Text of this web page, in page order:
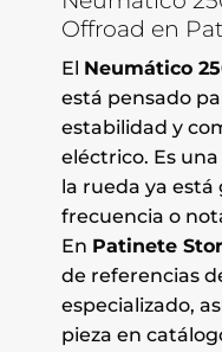
Offroad en
El Neumático
está pensado
estabilidad y
eléctrico. Es
la rueda ya
frecuencia o
En Patinete
de referencias
especializado,
pieza en